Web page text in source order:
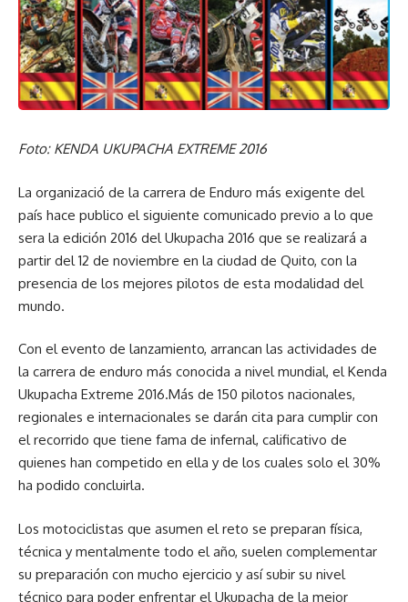
Foto: KENDA UKUPACHA EXTREME 2016
La organizació de la carrera de Enduro más exigente del
país hace publico el siguiente comunicado previo a lo que
sera la edición 2016 del Ukupacha 2016 que se realizará a
partir del 12 de noviembre en la ciudad de Quito, con la
presencia de los mejores pilotos de esta modalidad del
mundo.
Con el evento de lanzamiento, arrancan las actividades de
la carrera de enduro más conocida a nivel mundial, el Kenda
Ukupacha Extreme 2016.Más de 150 pilotos nacionales,
regionales e internacionales se darán cita para cumplir con
el recorrido que tiene fama de infernal, calificativo de
quienes han competido en ella y de los cuales solo el 30%
ha podido concluirla.
Los motociclistas que asumen el reto se preparan física,
técnica y mentalmente todo el año, suelen complementar
su preparación con mucho ejercicio y así subir su nivel
técnico para poder enfrentar el Ukupacha de la mejor